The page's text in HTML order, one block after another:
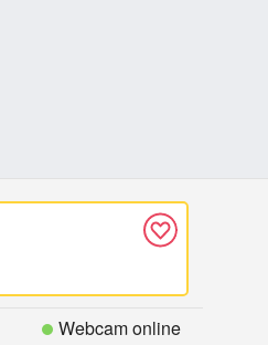
Webcam online